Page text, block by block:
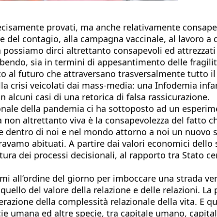
provati, ma anche relativamente
del contagio, alla campagna vaccinale, al lavoro
possiamo dirci altrettanto consapevoli ed
sia in termini di appesantimento delle
al futuro che attraversano trasversalmente tutto
crisi veicolati dai mass-media: una Infodemia
casi di una retorica di falsa rassicurazione.
della pandemia ci ha sottoposto ad un
altrettanto viva è la consapevolezza del fatto
dentro di noi e nel mondo attorno a noi un
abituati. A partire dai valori economici
dei processi decisionali, al rapporto tra Stato
all’ordine del giorno per imboccare una strada
del valore della relazione e delle relazioni.
della complessità relazionale della vita. E
umana ed altre specie, tra capitale umano,